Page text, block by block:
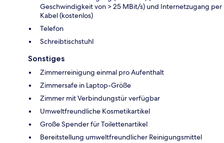
Geschwindigkeit von > 25 MBit/s) und Internetzugang per
Kabel (kostenlos)
Telefon
Schreibtischstuhl
Sonstiges
Zimmerreinigung einmal pro Aufenthalt
Zimmersafe in Laptop-Größe
Zimmer mit Verbindungstür verfügbar
Umweltfreundliche Kosmetikartikel
Große Spender für Toilettenartikel
Bereitstellung umweltfreundlicher Reinigungsmittel